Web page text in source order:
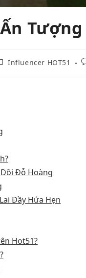
Influencer HOT51
Đỗ Hoàng
Đầy Hứa Hẹn
Hot51?